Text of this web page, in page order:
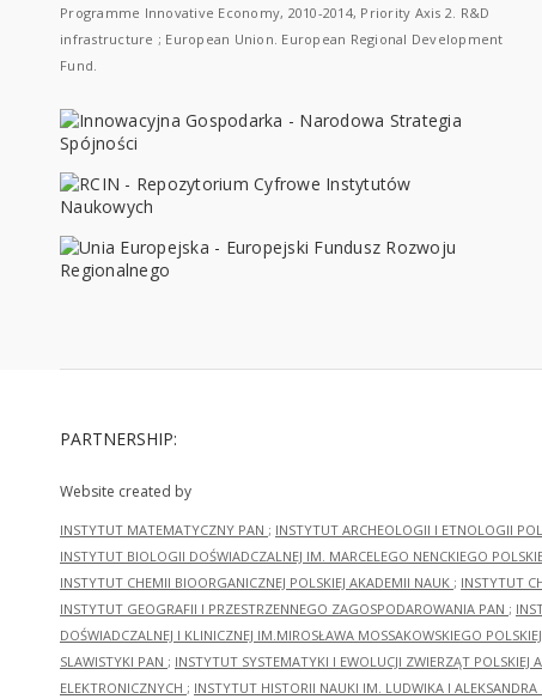
Programme Innovative Economy, 2010-2014, Priority Axis 2. R&D
infrastructure ; European Union. European Regional Development
Fund.
PARTNERSHIP:
Website created by
INSTYTUT MATEMATYCZNY PAN ; INSTYTUT ARCHEOLOGII I ETNOLOGII
INSTYTUT BIOLOGII DOŚWIADCZALNEJ IM. MARCELEGO NENCKIEGO
INSTYTUT CHEMII BIOORGANICZNEJ POLSKIEJ AKADEMII NAUK ; INSTYTUT
INSTYTUT GEOGRAFII I PRZESTRZENNEGO ZAGOSPODAROWANIA PAN ;
DOŚWIADCZALNEJ I KLINICZNEJ IM.MIROSŁAWA MOSSAKOWSKIEGO
SLAWISTYKI PAN ; INSTYTUT SYSTEMATYKI I EWOLUCJI ZWIERZĄT POLSKIEJ
ELEKTRONICZNYCH ; INSTYTUT HISTORII NAUKI IM. LUDWIKA I